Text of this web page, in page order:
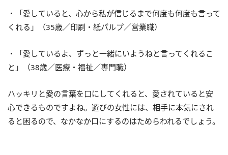
・「愛していると、心から私が信じるまで何度も何度も言って
くれる」（35歳／印刷・紙パルプ／営業職）
・「愛しているよ、ずっと一緒にいようねと言ってくれるこ
と」（38歳／医療・福祉／専門職）
ハッキリと愛の言葉を口にしてくれると、愛されていると安
心できるものですよね。遊びの女性には、相手に本気にされ
ると困るので、なかなか口にするのはためらわれるでしょう。